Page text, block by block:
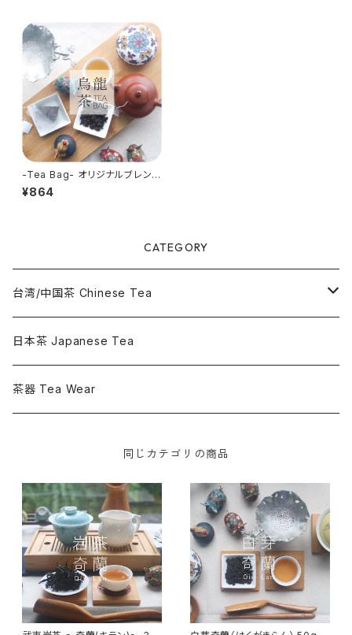
-Tea Bag- オリジナルブレンド
烏龍茶 2g×20包入り - Origin
al Blend Oolong Tea Bag -
¥864
CATEGORY
台湾/中国茶 Chinese Tea
烏龍茶 Oolong Tea
花茶 Flowered Tea
ティーバッグ - Tea Bag -
大容量
紅茶 Black Tea
日本茶 Japanese Tea
茶器 Tea Wear
同じカテゴリの商品